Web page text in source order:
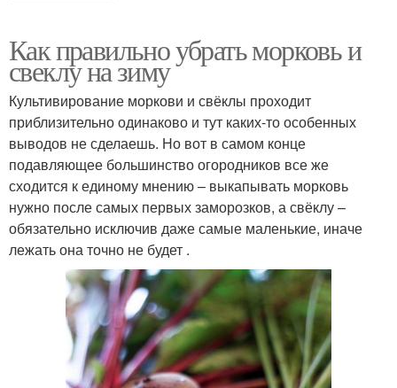
Как правильно убрать морковь и
свеклу на зиму
Культивирование моркови и свёклы проходит
приблизительно одинаково и тут каких-то особенных
выводов не сделаешь. Но вот в самом конце
подавляющее большинство огородников все же
сходится к единому мнению – выкапывать морковь
нужно после самых первых заморозков, а свёклу –
обязательно исключив даже самые маленькие, иначе
лежать она точно не будет .